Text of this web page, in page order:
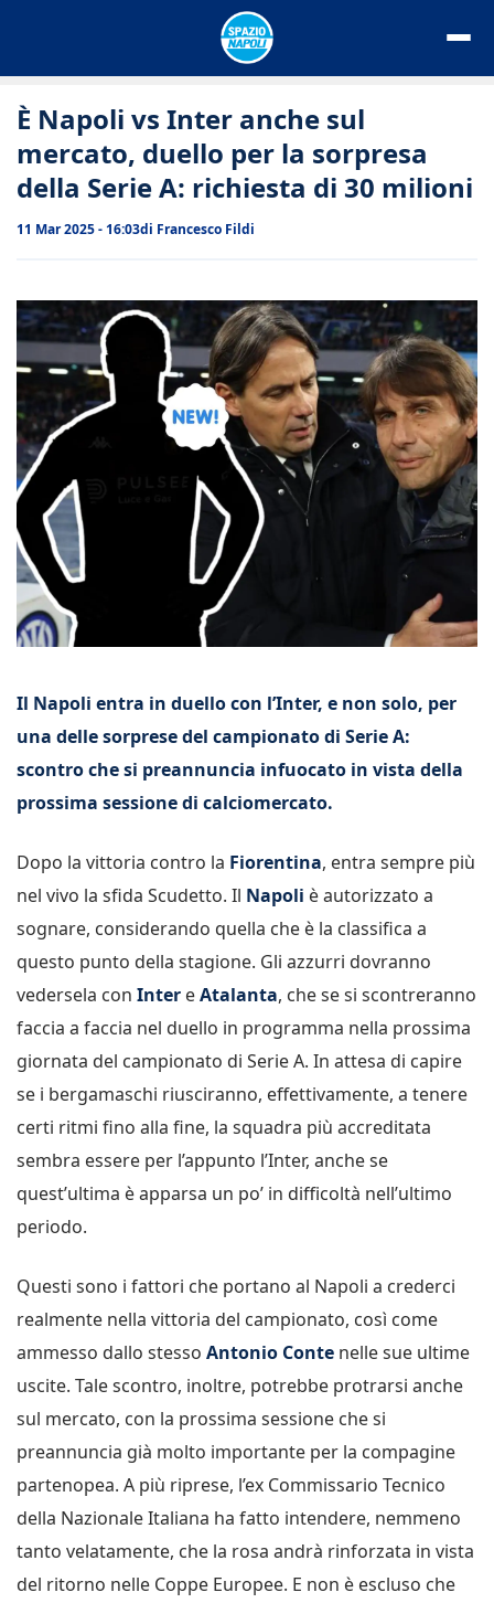
È Napoli vs Inter anche sul
mercato, duello per la sorpresa
della Serie A: richiesta di 30 milioni
11 Mar 2025 - 16:03di Francesco Fildi
Il Napoli entra in duello con l’Inter, e non solo, per
una delle sorprese del campionato di Serie A:
scontro che si preannuncia infuocato in vista della
prossima sessione di calciomercato.
Dopo la vittoria contro la Fiorentina, entra sempre più
nel vivo la sfida Scudetto. Il Napoli è autorizzato a
sognare, considerando quella che è la classifica a
questo punto della stagione. Gli azzurri dovranno
vedersela con Inter eAtalanta, che se si scontreranno
faccia a faccia nel duello in programma nella prossima
giornata del campionato di Serie A. In attesa di capire
se i bergamaschi riusciranno, effettivamente, a tenere
certi ritmi fino alla fine, la squadra più accreditata
sembra essere per l’appunto l’Inter, anche se
quest’ultima è apparsa un po’ in difficoltà nell’ultimo
periodo.
Questi sono i fattori che portano al Napoli a crederci
realmente nella vittoria del campionato, così come
ammesso dallo stesso Antonio Conte nelle sue ultime
uscite. Tale scontro, inoltre, potrebbe protrarsi anche
sul mercato, con la prossima sessione che si
preannuncia già molto importante per la compagine
partenopea. A più riprese, l’ex Commissario Tecnico
della Nazionale Italiana ha fatto intendere, nemmeno
tanto velatamente, che la rosa andrà rinforzata in vista
del ritorno nelle Coppe Europee. E non è escluso che